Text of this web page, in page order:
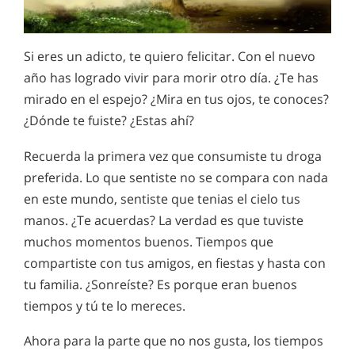
Si eres un adicto, te quiero felicitar. Con el nuevo
año has logrado vivir para morir otro día. ¿Te has
mirado en el espejo? ¿Mira en tus ojos, te conoces?
¿Dónde te fuiste? ¿Estas ahí?
Recuerda la primera vez que consumiste tu droga
preferida. Lo que sentiste no se compara con nada
en este mundo, sentiste que tenias el cielo tus
manos. ¿Te acuerdas? La verdad es que tuviste
muchos momentos buenos. Tiempos que
compartiste con tus amigos, en fiestas y hasta con
tu familia. ¿Sonreíste? Es porque eran buenos
tiempos y tú te lo mereces.
Ahora para la parte que no nos gusta, los tiempos